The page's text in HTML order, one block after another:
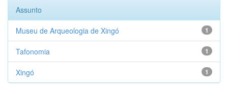
Assunto
1
Museu de Arqueologia de Xingó
1
Tafonomia
1
Xingó